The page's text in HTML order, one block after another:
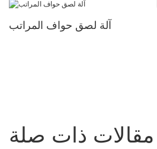
آلة لصق حواف المراتب
مقالات ذات صلة